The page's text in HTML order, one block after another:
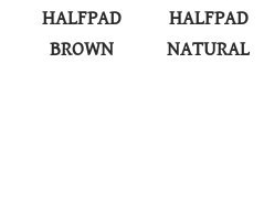
HALFPAD
BROWN
HALFPAD
NATURAL